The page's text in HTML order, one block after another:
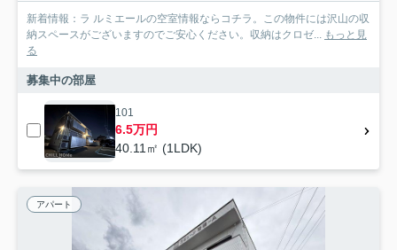
新着情報：ラ ルミエールの空室情報ならコチラ。この物件には沢山の収
納スペースがございますのでご安心ください。収納はクロゼ...
もっと見
る
募集中の部屋
101
6.5万円
40.11㎡ (1LDK)
アパート